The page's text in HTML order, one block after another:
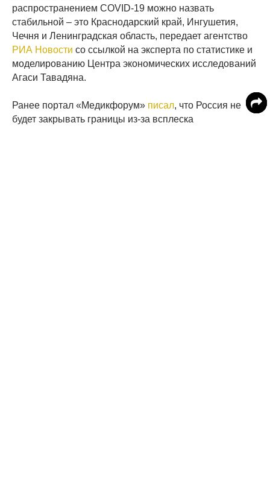
распространением COVID-19 можно назвать
стабильной – это Краснодарский край, Ингушетия,
Чечня и Ленинградская область, передает агентство
РИА Новости со ссылкой на эксперта по статистике и
моделированию Центра экономических исследований
Агаси Тавадяна.
Ранее портал «Медикфорум» писал, что Россия не
будет закрывать границы из-за всплеска